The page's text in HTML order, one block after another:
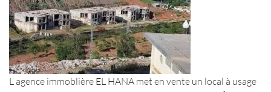
L agence immoblière EL HANA met en vente un local à usage